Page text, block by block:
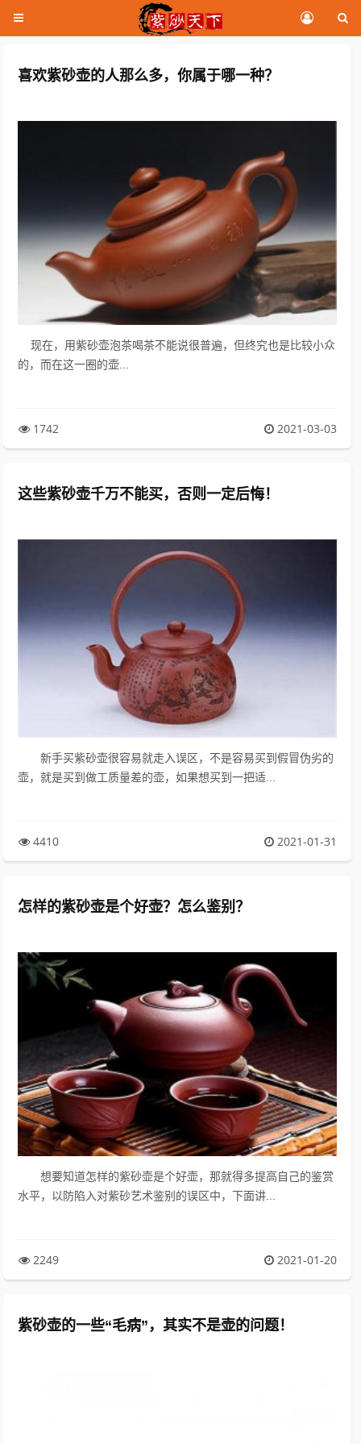
喜欢紫砂壶的人那么多，你属于哪一种？
现在，用紫砂壶泡茶喝茶不能说很普遍，但终究也是比较小众
的，而在这一圈的壶...
1742 2021-03-03
这些紫砂壶千万不能买，否则一定后悔！
新手买紫砂壶很容易就走入误区，不是容易买到假冒伪劣的
壶，就是买到做工质量差的壶，如果想买到一把适...
4410 2021-01-31
怎样的紫砂壶是个好壶？怎么鉴别？
想要知道怎样的紫砂壶是个好壶，那就得多提高自己的鉴赏
水平，以防陷入对紫砂艺术鉴别的误区中，下面讲...
2249 2021-01-20
紫砂壶的一些“毛病”，其实不是壶的问题！